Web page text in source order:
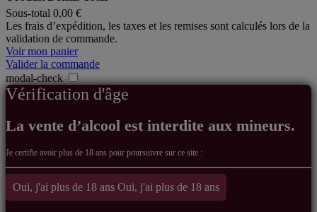
Produits
dans
le
panier
Sous-total 0,00 €
Les frais d’expédition, les taxes et les remises sont calculés lors de la
validation de commande.
Voir mon panier
Valider la commande
modal-check
Vérification d'âge
La vente d’alcool est interdite aux mineurs.
Je certifie avoir plus de 18 ans pour poursuivre sur ce site :
Oui, j'ai plus de 18 ans Oui, j'ai plus de 18 ans